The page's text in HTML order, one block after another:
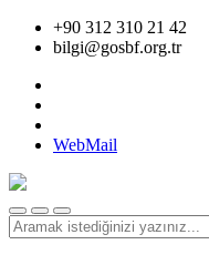
+90 312 310 21 42
bilgi@gosbf.org.tr
WebMail